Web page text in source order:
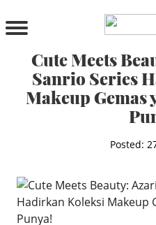
PRODUCTS
Cleanser
Toner
Serum & Treatment
Sunscreen
Mask
Bundle Package
Cute Meets
Sanrio Series
Makeup Gemas
Posted: